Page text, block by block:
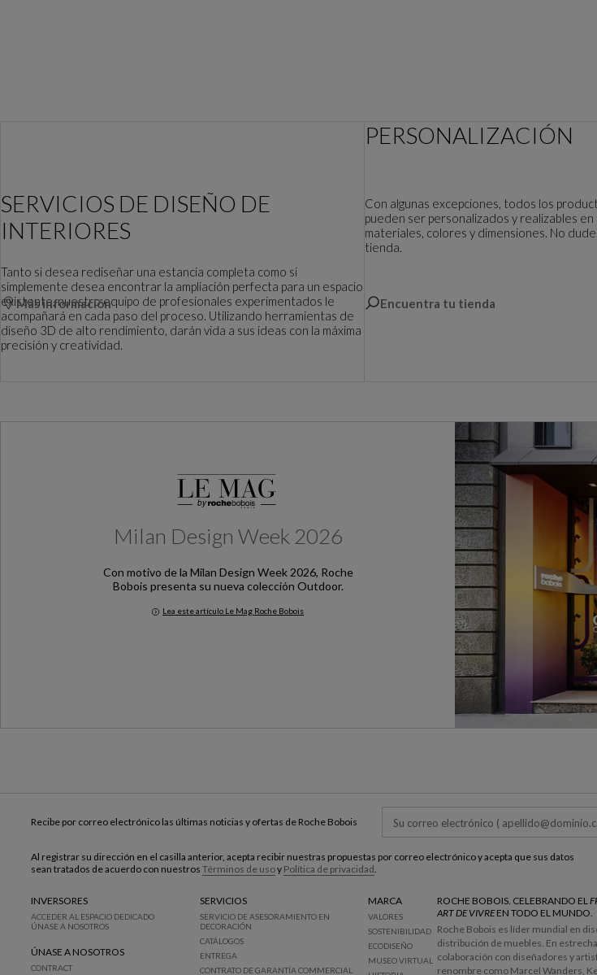
SERVICIOS DE DISEÑO DE
INTERIORES
Tanto si desea rediseñar una estancia completa como si
simplemente desea encontrar la ampliación perfecta para un espacio
existente, nuestro equipo de profesionales experimentados le
acompañará en cada paso del proceso. Utilizando herramientas de
diseño 3D de alto rendimiento, darán vida a sus ideas con la máxima
precisión y creatividad.
Más información
PERSONALIZACIÓN
Con algunas excepciones, todos los
pueden ser personalizados y realizables en
materiales, colores y dimensiones. No
tienda.
Encuentra tu tienda
Milan Design Week 2026
Con motivo de la Milan Design Week 2026, Roche
Bobois presenta su nueva colección Outdoor.
Lea este artículo Le Mag Roche Bobois
Milan Design Week 2026
Recibe por correo electrónico las últimas noticias y ofertas de Roche Bobois
Al registrar su dirección en el casilla anterior, acepta recibir nuestras propuestas por correo electrónico y acepta que sus datos
sean tratados de acuerdo con nuestros Términos de usoy Política de privacidad
INVERSORES
ACCEDER AL ESPACIO DEDICADO
ÚNASE A NOSOTROS
ÚNASE A NOSOTROS
CONTRACT
SERVICIOS
SERVICIO DE ASESORAMIENTO EN
DECORACIÓN
CATÁLOGOS
ENTREGA
CONTRATO DE GARANTÍA COMMERCIAL
MARCA
VALORES
SOSTENIBILIDAD
ECODISEÑO
MUSEO VIRTUAL
ROCHE BOBOIS. CELEBRANDO EL
ART DE VIVREEN TODO EL MUNDO.
Roche Bobois es líder mundial en
distribución de muebles. En estrecha
colaboración con diseñadores y
renombre como Marcel Wanders,